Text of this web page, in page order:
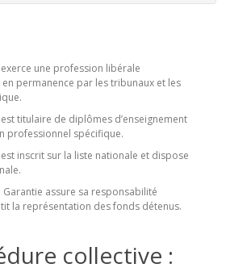
une profession libérale
permanence par les tribunaux et les
titulaire de diplômes d’enseignement
professionnel spécifique.
inscrit sur la liste nationale et dispose
Garantie assure sa responsabilité
la représentation des fonds détenus.
collective :